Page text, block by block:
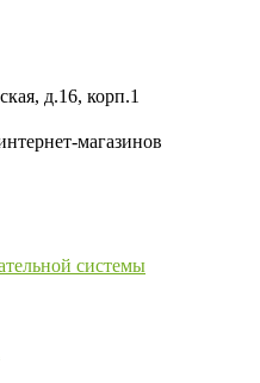
д.16, корп.1
магазинов
системы